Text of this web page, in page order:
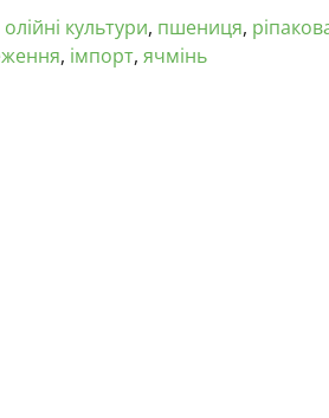
олійні культури, пшениця,
, імпорт, ячмінь